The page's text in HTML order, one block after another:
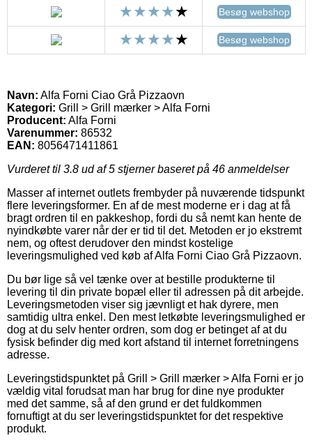
Besøg webshop
Besøg webshop
Navn: Alfa Forni Ciao Grå Pizzaovn
Kategori: Grill > Grill mærker > Alfa Forni
Producent: Alfa Forni
Varenummer: 86532
EAN: 8056471411861
Vurderet til 3.8 ud af 5 stjerner baseret på 46 anmeldelser
Masser af internet outlets frembyder på nuværende tidspunkt
flere leveringsformer. En af de mest moderne er i dag at få
bragt ordren til en pakkeshop, fordi du så nemt kan hente de
nyindkøbte varer når der er tid til det. Metoden er jo ekstremt
nem, og oftest derudover den mindst kostelige
leveringsmulighed ved køb af Alfa Forni Ciao Grå Pizzaovn.
Du bør lige så vel tænke over at bestille produkterne til
levering til din private bopæl eller til adressen på dit arbejde.
Leveringsmetoden viser sig jævnligt et hak dyrere, men
samtidig ultra enkel. Den mest letkøbte leveringsmulighed er
dog at du selv henter ordren, som dog er betinget af at du
fysisk befinder dig med kort afstand til internet forretningens
adresse.
Leveringstidspunktet på Grill > Grill mærker > Alfa Forni er jo
vældig vital forudsat man har brug for dine nye produkter
med det samme, så af den grund er det fuldkommen
fornuftigt at du ser leveringstidspunktet for det respektive
produkt.